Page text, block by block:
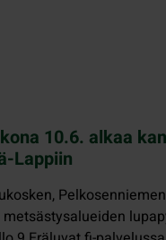
10.6. alkaa
Lappiin